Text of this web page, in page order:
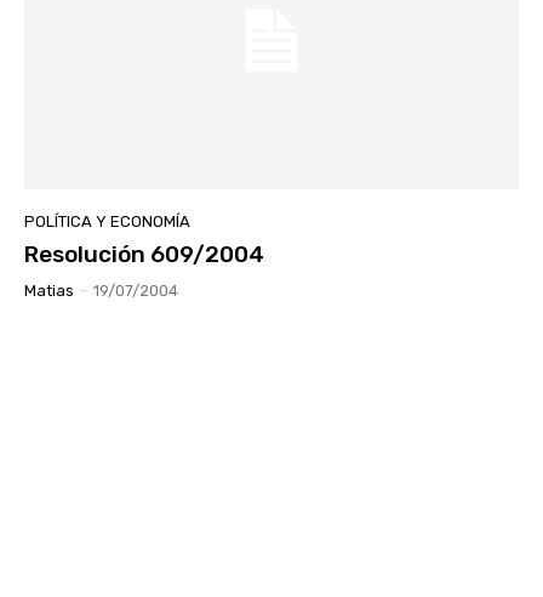
POLÍTICA Y ECONOMÍA
Resolución 609/2004
Matias - 19/07/2004